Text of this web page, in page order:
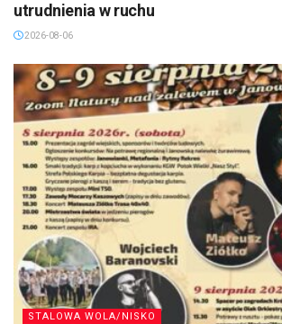
utrudnienia w ruchu
2026-08-06
STALOWA WOLA/NISKO